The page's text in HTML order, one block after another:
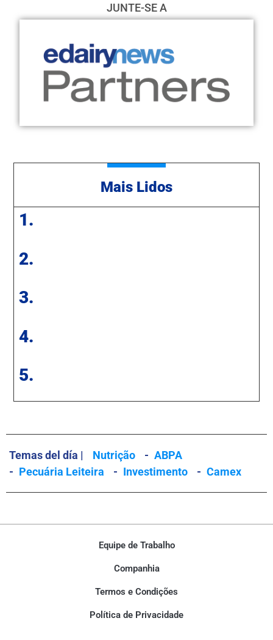
JUNTE-SE A
Mais Lidos
1.
2.
3.
4.
5.
Temas del día | Nutrição - ABPA
- Pecuária Leiteira - Investimento - Camex
Equipe de Trabalho
Companhia
Termos e Condições
Política de Privacidade